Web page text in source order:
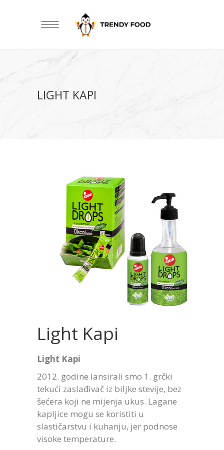
LIGHT KAPI
Light Kapi
Light Kapi
2012. godine lansirali smo 1. grčki
tekući zaslađivač iz biljke stevije, bez
šećera koji ne mijenja ukus. Lagane
kapljice mogu se koristiti u
slastičarstvu i kuhanju, jer podnose
visoke temperature.